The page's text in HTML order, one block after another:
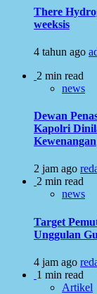
There
weeksis
4 tahun ago
2 min read
news
Dewan
Kapolri
Kewenangan
2 jam ago
2 min read
news
Target
Unggulan
4 jam ago
1 min read
Artikel